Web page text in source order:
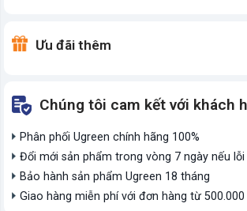
Ưu đãi thêm
Chúng tôi cam kết với khách
Phân phối Ugreen chính hãng 100%
Đổi mới sản phẩm trong vòng 7 ngày nếu
Bảo hành sản phẩm Ugreen 18 tháng
Giao hàng miễn phí với đơn hàng từ